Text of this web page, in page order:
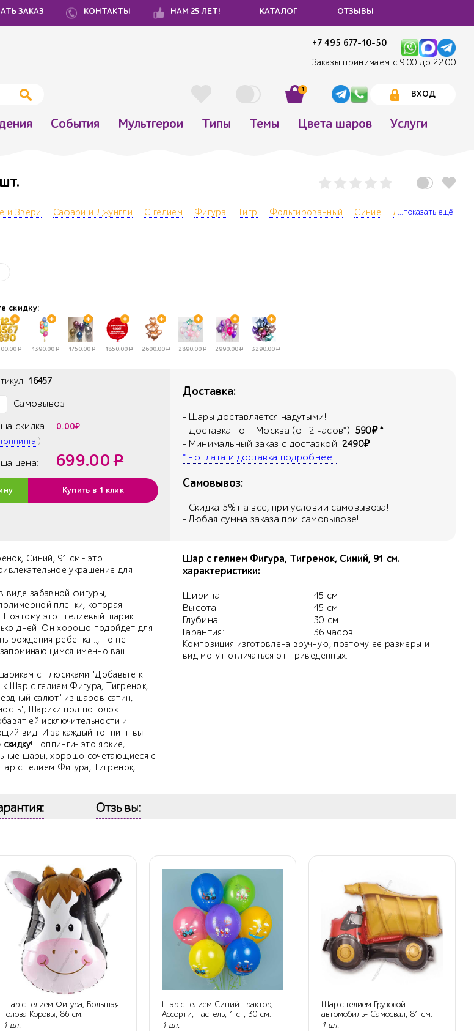
ЗАКАЗ КОНТАКТЫ НАМ 25 ЛЕТ! КАТАЛОГ ОТЗЫВЫ
+7 495 677-10-50
Заказы принимаем с 9:00 до 22:00
1
ВХОД
События Мультгерои Типы Темы Цвета шаров Услуги
...показать ещё
и Звери Сафари и Джунгли С гелием Фигура Тигр Фольгированный Синие День рождения
скидку:
Р 1390.00Р 1750.00Р 1850.00Р 2600.00Р 2890.00Р 2990.00Р 3290.00Р
16457
Самовывоз
скидка 0.00₽
топпинга )
цена: 699.00 Р
Купить в 1 клик
Доставка:
- Шары доставляется надутыми!
- Доставка по г. Москва (от 2 часов*): 590₽ *
- Минимальный заказ с доставкой: 2490₽
* - оплата и доставка подробнее..
Самовывоз:
- Скидка 5% на всё, при условии самовывоза!
- Любая сумма заказа при самовывозе!
Синий, 91 см.- это
украшение для
виде забавной фигуры,
пленки, которая
этот гелиевый шарик
дней. Он хорошо подойдет для
рождения ребенка .., но не
именно ваш
с плюсиками "Добавьте к
к Шар с гелием Фигура, Тигренок,
салют" из шаров сатин,
Шарики под потолок
ей исключительности и
вид! И за каждый топпинг вы
! Топпинги- это яркие,
шары, хорошо сочетающиеся с
с гелием Фигура, Тигренок,
Шар с гелием Фигура, Тигренок, Синий, 91 см.
характеристики:
Ширина:
Высота:
Глубина:
Гарантия:
45 см
45 см
30 см
36 часов
Композиция изготовлена вручную, поэтому ее размеры и
вид могут отличаться от приведенных.
Отзывы:
Шар с гелием Фигура, Большая
голова Коровы, 86 см.
1 шт.
Шар с гелием Синий трактор,
Ассорти, пастель, 1 ст, 30 см.
1 шт.
Шар с гелием Грузовой
автомобиль- Самосвал, 81 см.
1 шт.